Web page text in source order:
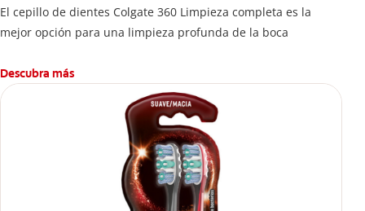
El cepillo de dientes Colgate 360 Limpieza completa es la
mejor opción para una limpieza profunda de la boca
Descubra más